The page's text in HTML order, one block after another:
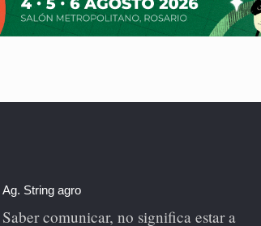
Ag. String agro
Saber comunicar, no significa estar a